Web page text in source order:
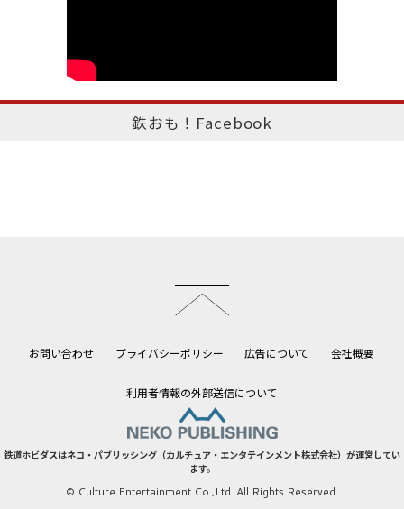
鉄おも！Facebook
お問い合わせ プライバシーポリシー 広告について 会社概要
利用者情報の外部送信について
鉄道ホビダスはネコ・パブリッシング（カルチュア・エンタテインメント株式会社）が運営してい
ます。
© Culture Entertainment Co.,Ltd. All Rights Reserved.